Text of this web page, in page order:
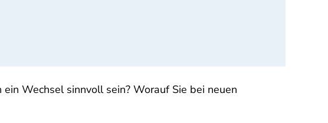
Wechsel sinnvoll sein? Worauf Sie bei neuen